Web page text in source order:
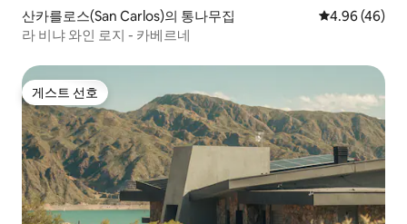
산카를로스(San Carlos)의 통나무집 평점 4.96점(5
4.96 (46)
라 비냐 와인 로지 - 카베르네
게스트 선호
게스트 선호